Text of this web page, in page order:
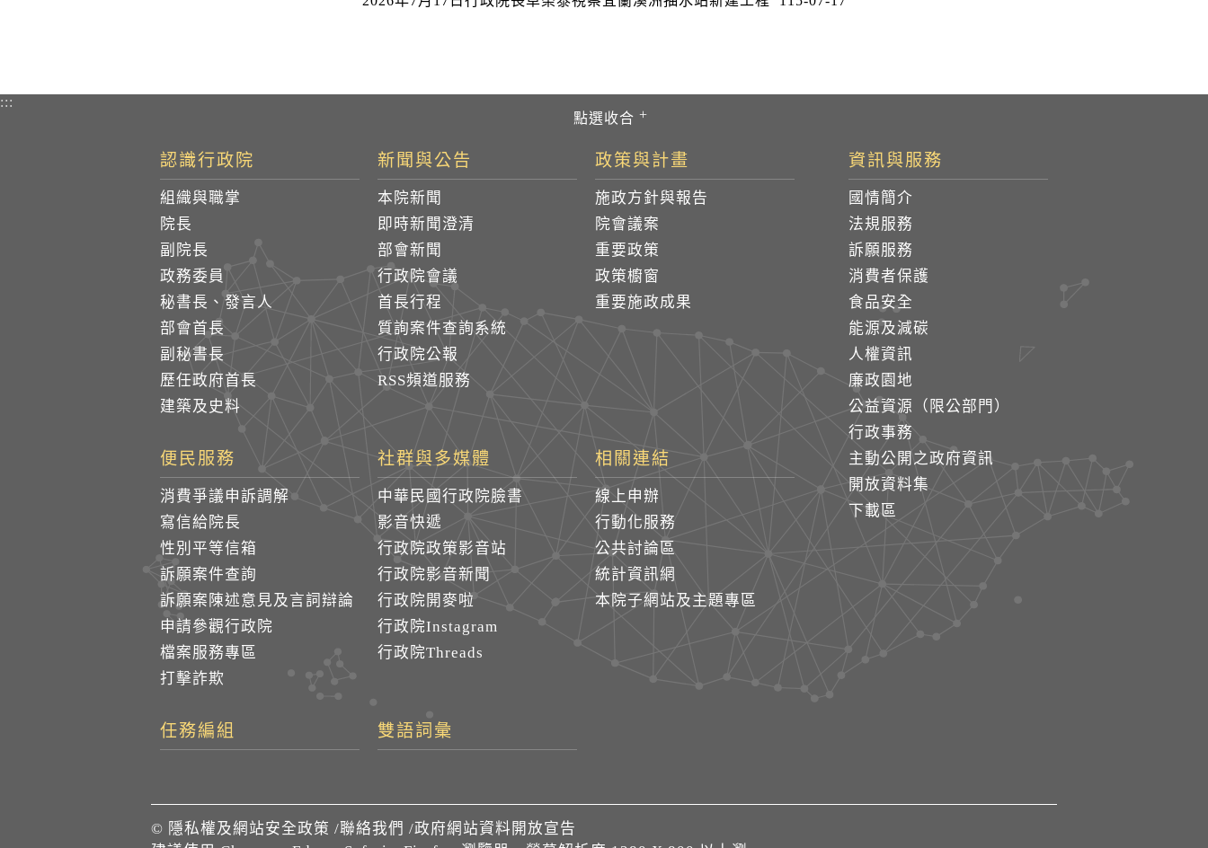
:::
認識行政院
組織與職掌
院長
副院長
政務委員
秘書長、發言人
部會首長
副秘書長
歷任政府首長
建築及史料
新聞與公告
本院新聞
即時新聞澄清
部會新聞
行政院會議
首長行程
質詢案件查詢系統
行政院公報
RSS頻道服務
政策與計畫
施政方針與報告
院會議案
重要政策
政策櫥窗
重要施政成果
資訊與服務
國情簡介
法規服務
訴願服務
消費者保護
食品安全
能源及減碳
人權資訊
廉政園地
公益資源（限公部門）
行政事務
主動公開之政府資訊
開放資料集
下載區
便民服務
消費爭議申訴調解
寫信給院長
性別平等信箱
訴願案件查詢
訴願案陳述意見及言詞辯論
申請參觀行政院
檔案服務專區
打擊詐欺
社群與多媒體
中華民國行政院臉書
影音快遞
行政院政策影音站
行政院影音新聞
行政院開麥啦
行政院Instagram
行政院Threads
相關連結
線上申辦
行動化服務
公共討論區
統計資訊網
本院子網站及主題專區
任務編組 雙語詞彙
© 隱私權及網站安全政策 /聯絡我們 /政府網站資料開放宣告